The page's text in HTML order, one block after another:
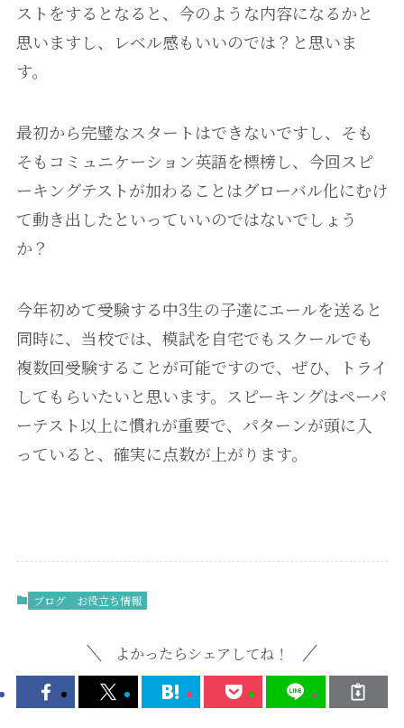
ストをするとなると、今のような内容になるかと
思いますし、レベル感もいいのでは？と思いま
す。
最初から完璧なスタートはできないですし、そも
そもコミュニケーション英語を標榜し、今回スピ
ーキングテストが加わることはグローバル化にむけ
て動き出したといっていいのではないでしょう
か？
今年初めて受験する中3生の子達にエールを送ると
同時に、当校では、模試を自宅でもスクールでも
複数回受験することが可能ですので、ぜひ、トライ
してもらいたいと思います。スピーキングはペーパ
ーテスト以上に慣れが重要で、パターンが頭に入
っていると、確実に点数が上がります。
ブログ お役立ち情報
よかったらシェアしてね！